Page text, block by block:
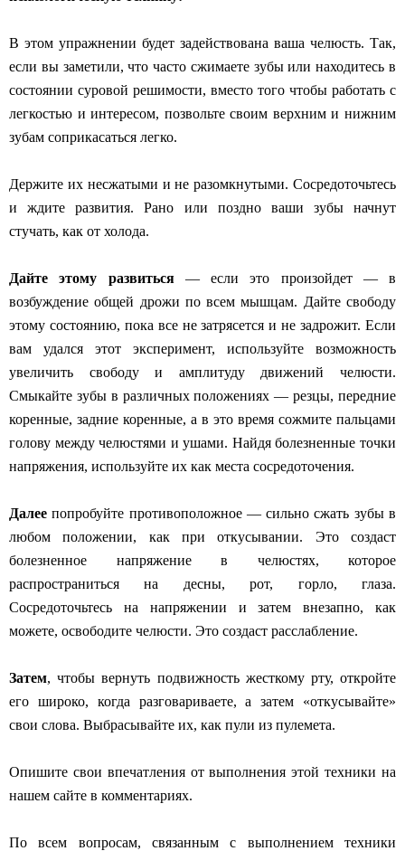
В этом упражнении будет задействована ваша челюсть. Так,
если вы заметили, что часто сжимаете зубы или находитесь в
состоянии суровой решимости, вместо того чтобы работать с
легкостью и интересом, позвольте своим верхним и нижним
зубам соприкасаться легко.
Держите их несжатыми и не разомкнутыми. Сосредоточьтесь
и ждите развития. Рано или поздно ваши зубы начнут
стучать, как от холода.
Дайте этому развиться— если это произойдет — в
возбуждение общей дрожи по всем мышцам. Дайте свободу
этому состоянию, пока все не затрясется и не задрожит. Если
вам удался этот эксперимент, используйте возможность
увеличить свободу и амплитуду движений челюсти.
Смыкайте зубы в различных положениях — резцы, передние
коренные, задние коренные, а в это время сожмите пальцами
голову между челюстями и ушами. Найдя болезненные точки
напряжения, используйте их как места сосредоточения.
Далее попробуйте противоположное — сильно сжать зубы в
любом положении, как при откусывании. Это создаст
болезненное напряжение в челюстях, которое
распространиться на десны, рот, горло, глаза.
Сосредоточьтесь на напряжении и затем внезапно, как
можете, освободите челюсти. Это создаст расслабление.
Затем, чтобы вернуть подвижность жесткому рту, откройте
его широко, когда разговариваете, а затем «откусывайте»
свои слова. Выбрасывайте их, как пули из пулемета.
Опишите свои впечатления от выполнения этой техники на
нашем сайте в комментариях.
По всем вопросам, связанным с выполнением техники